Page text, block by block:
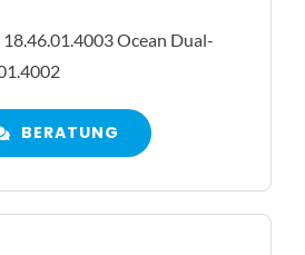
Ocean Dual-
BERATUNG